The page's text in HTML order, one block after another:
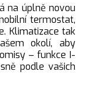
na úplně novou
termostat,
Klimatizace tak
okolí, aby
– funkce I-
podle vašich